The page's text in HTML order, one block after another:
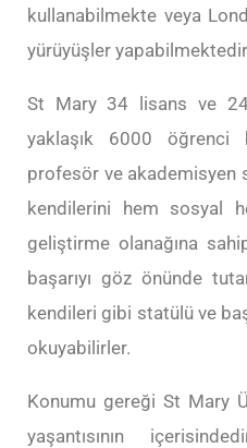
kullanabilmekte veya
yürüyüşler
St Mary 34 lisans ve 24
yaklaşık 6000 öğrenci
profesör ve akademisyen
kendilerini hem sosyal
geliştirme olanağına
başarıyı göz önünde
kendileri gibi statülü ve
okuyabilirler.
Konumu gereği St Mary
yaşantısının